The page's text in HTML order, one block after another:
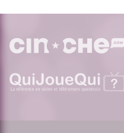
cinoche.com
quijouequi.com